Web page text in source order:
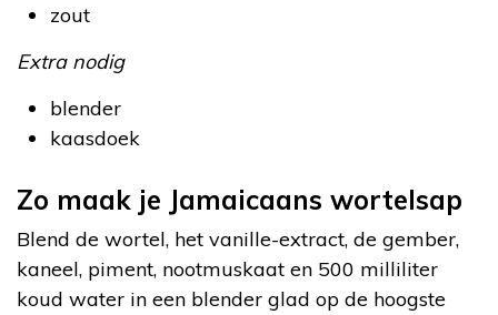
zout
Extra nodig
blender
kaasdoek
Zo maak je Jamaicaans wortelsap
Blend de wortel, het vanille-extract, de gember,
kaneel, piment, nootmuskaat en 500 milliliter
koud water in een blender glad op de hoogste